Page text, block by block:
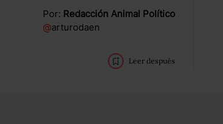
Por: Redacción Animal Político
@arturodaen
Leer después